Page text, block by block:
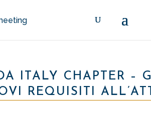
ITALY CHAPTER –
REQUISITI